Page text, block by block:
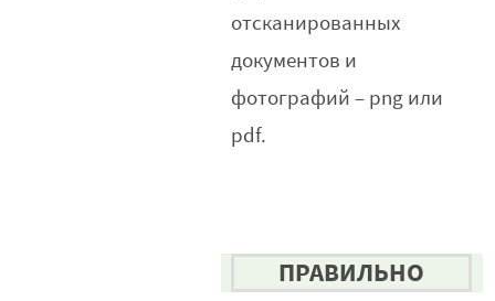
отсканированных
документов и
фотографий – png или
pdf.
ПРАВИЛЬНО